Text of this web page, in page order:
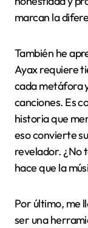
marcan la
También he
Ayax requiere
cada metáfora
canciones. Es
historia que
eso convierte
revelador. ¿No
hace que la
Por último, me
ser una